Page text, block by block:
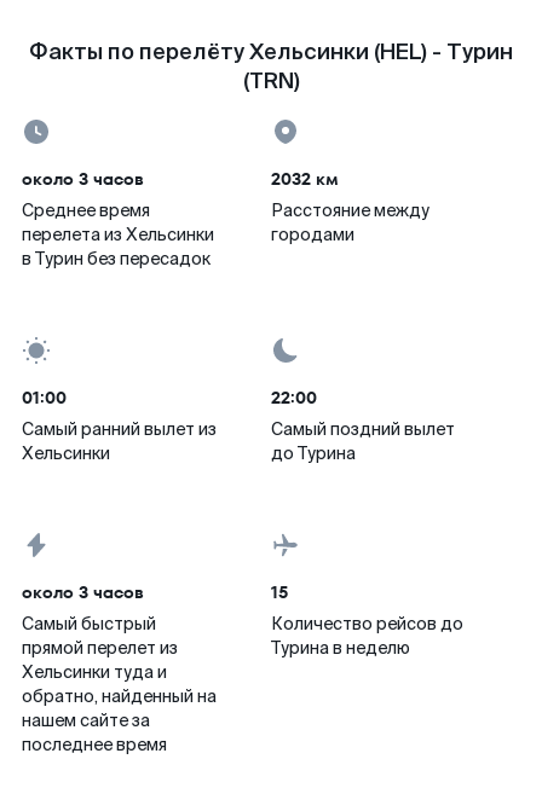
Факты по перелёту Хельсинки (HEL) - Турин
(TRN)
около 3 часов
Среднее время
перелета из Хельсинки
в Турин без пересадок
2032 км
Расстояние между
городами
01:00
Самый ранний вылет из
Хельсинки
22:00
Самый поздний вылет
до Турина
около 3 часов
Самый быстрый
прямой перелет из
Хельсинки туда и
обратно, найденный на
нашем сайте за
последнее время
15
Количество рейсов до
Турина в неделю